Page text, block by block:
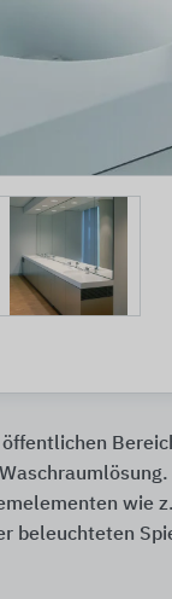
wie
beleuchteten